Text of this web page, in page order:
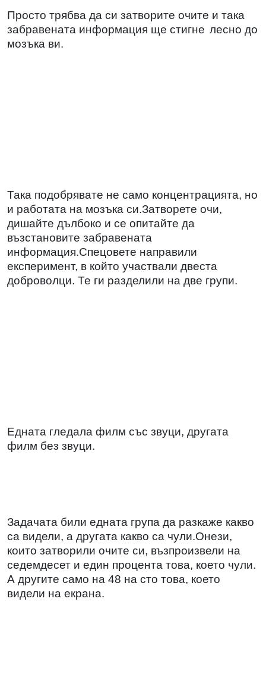
Просто трябва да си затворите очите и така
забравената информация ще стигне лесно до
мозъка ви.
Така подобрявате не само концентрацията, но
и работата на мозъка си.Затворете очи,
дишайте дълбоко и се опитайте да
възстановите забравената
информация.Спецовете направили
експеримент, в който участвали двеста
доброволци. Те ги разделили на две групи.
Едната гледала филм със звуци, другата
филм без звуци.
Задачата били едната група да разкаже какво
са видели, а другата какво са чули.Онези,
които затворили очите си, възпроизвели на
седемдесет и един процента това, което чули.
А другите само на 48 на сто това, което
видели на екрана.